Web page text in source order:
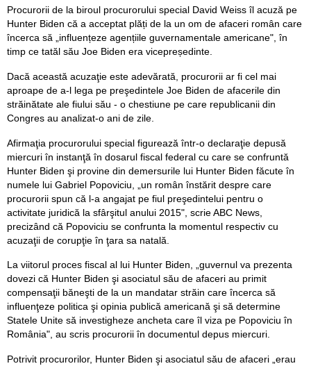
Procurorii de la biroul procurorului special David Weiss îl acuză pe
Hunter Biden că a acceptat plăți de la un om de afaceri român care
încerca să „influențeze agențiile guvernamentale americane", în
timp ce tatăl său Joe Biden era vicepreședinte.
Dacă această acuzaţie este adevărată, procurorii ar fi cel mai
aproape de a-l lega pe preşedintele Joe Biden de afacerile din
străinătate ale fiului său - o chestiune pe care republicanii din
Congres au analizat-o ani de zile.
Afirmaţia procurorului special figurează într-o declaraţie depusă
miercuri în instanţă în dosarul fiscal federal cu care se confruntă
Hunter Biden şi provine din demersurile lui Hunter Biden făcute în
numele lui Gabriel Popoviciu, „un român înstărit despre care
procurorii spun că l-a angajat pe fiul preşedintelui pentru o
activitate juridică la sfârşitul anului 2015", scrie ABC News,
precizând că Popoviciu se confrunta la momentul respectiv cu
acuzaţii de corupţie în ţara sa natală.
La viitorul proces fiscal al lui Hunter Biden, „guvernul va prezenta
dovezi că Hunter Biden şi asociatul său de afaceri au primit
compensaţii băneşti de la un mandatar străin care încerca să
influenţeze politica şi opinia publică americană şi să determine
Statele Unite să investigheze ancheta care îl viza pe Popoviciu în
România", au scris procurorii în documentul depus miercuri.
Potrivit procurorilor, Hunter Biden şi asociatul său de afaceri „erau